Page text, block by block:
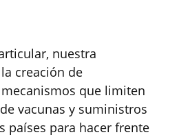
nuestra
creación de
que limiten
vacunas y suministros
países para hacer frente